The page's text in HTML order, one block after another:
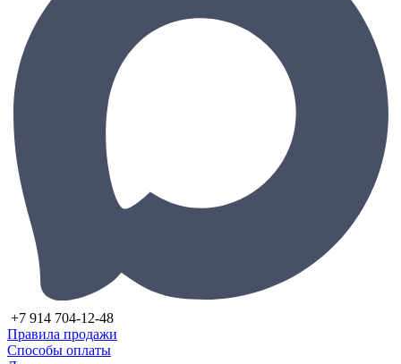
+7 914 704-12-48
Правила продажи
Способы оплаты